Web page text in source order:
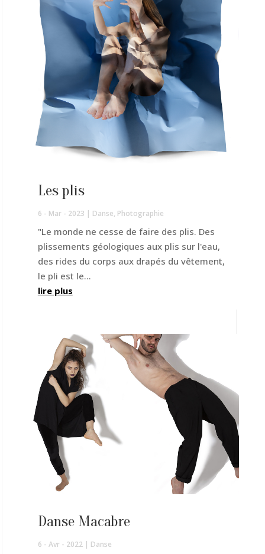
Les plis
6 - Mar - 2023 | Danse, Photographie
"Le monde ne cesse de faire des plis. Des
plissements géologiques aux plis sur l'eau,
des rides du corps aux drapés du vêtement,
le pli est le...
lire plus
Danse Macabre
6 - Avr - 2022| Danse